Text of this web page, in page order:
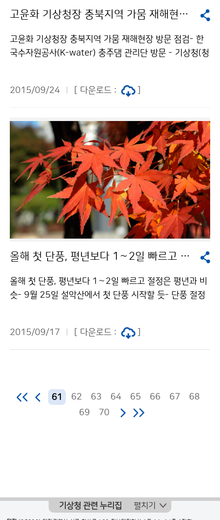
고윤화 기상청장 충북지역 가뭄 재해현장 방문 점검
고윤화 기상청장 충북지역 가뭄 재해현장 방문 점검- 한
국수자원공사(K-water) 충주댐 관리단 방문 - 기상청(청
니다.김문섭 시설관리팀장으로부터 충주댐 시설 현황과
을 받은 뒤 직접 충주댐을 찾아 수위 실태를 점검했습니
2015/09/24 [ 다운로드 :
올해 첫 단풍, 평년보다 1∼2일 빠르고 절정은 평년과 비슷
올해 첫 단풍, 평년보다 1∼2일 빠르고 절정은 평년과 비
슷- 9월 25일 설악산에서 첫 단풍 시작할 듯- 단풍 절정
시작으로 중부지방은 10월 14일 사이, 지리산을 포함한
남부지방에서는 10월 7∼29일 사이에 첫 단풍을 볼 수
8일을 시작으로 중부지방은 10월 28일 사이, 지리산과
남부지방은 10월 20일∼11월 11일 사이 나타날 것으로
2015/09/17 [ 다운로드 :
61 62 63 64 65 66 67
68
69
70
기상청 관련 누리집 펼치기